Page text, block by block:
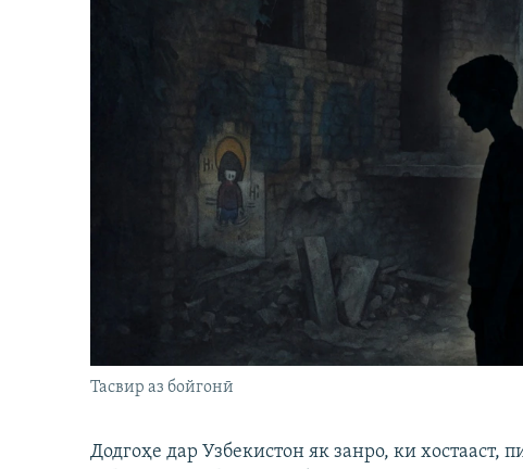
Тасвир аз бойгонӣ
Додгоҳе дар Узбекистон як занро, ки хостааст,